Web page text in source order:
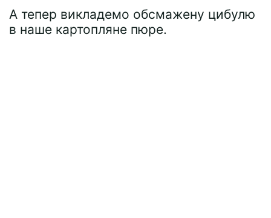
А тепер викладемо обсмажену цибулю
в наше картопляне пюре.